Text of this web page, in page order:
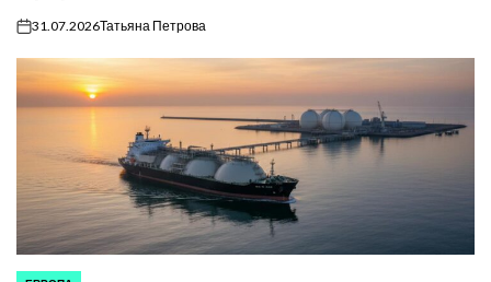
on31.07.2026Татьяна Петрова